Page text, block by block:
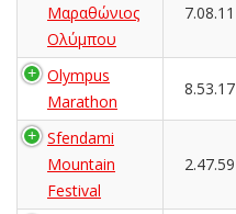
Μαραθώνιος
Ολύμπου
7.08.11
Olympus
Marathon
8.53.17
Sfendami
Mountain
Festival
2.47.59